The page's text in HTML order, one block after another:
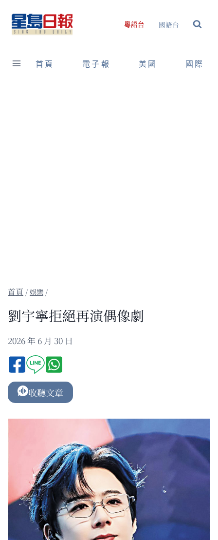
content
粵語台 國語台
首頁 電子報 美國 國際
/娛樂 /
劉宇寧拒絕再演偶像劇
2026 年 6 月 30 日
收聽文章